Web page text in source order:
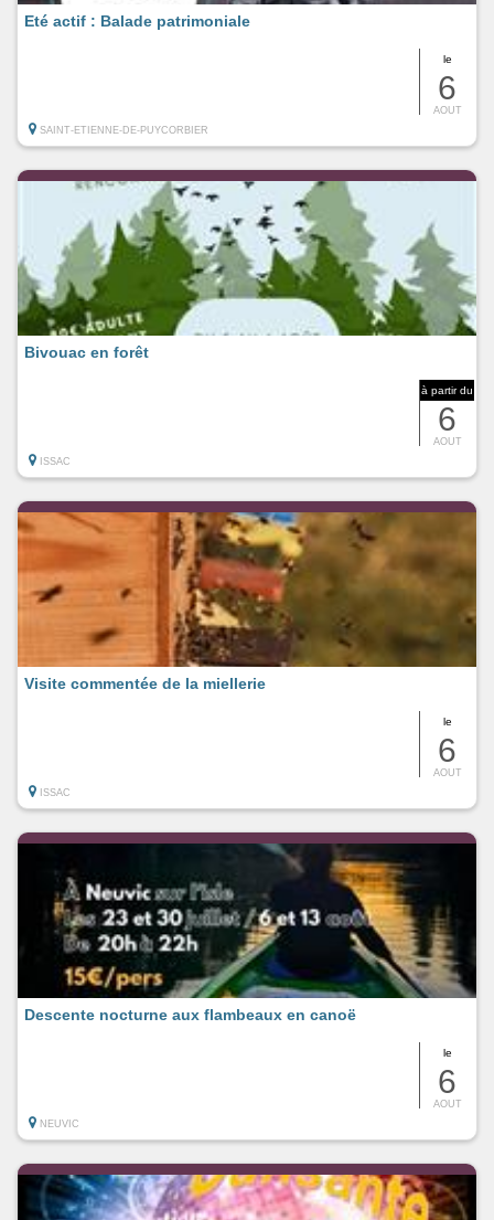
le
6
AOUT
Eté actif : Balade patrimoniale
SAINT-ETIENNE-DE-PUYCORBIER
à partir du
6
AOUT
Bivouac en forêt
ISSAC
le
6
AOUT
Visite commentée de la miellerie
ISSAC
le
6
AOUT
Descente nocturne aux flambeaux en canoë
NEUVIC